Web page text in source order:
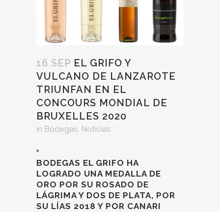
16 SEP EL GRIFO Y
VULCANO DE LANZAROTE
TRIUNFAN EN EL
CONCOURS MONDIAL DE
BRUXELLES 2020
in Bodegas, Noticias
BODEGAS EL GRIFO HA
LOGRADO UNA MEDALLA DE
ORO POR SU ROSADO DE
LÁGRIMA Y DOS DE PLATA, POR
SU LÍAS 2018 Y POR CANARI